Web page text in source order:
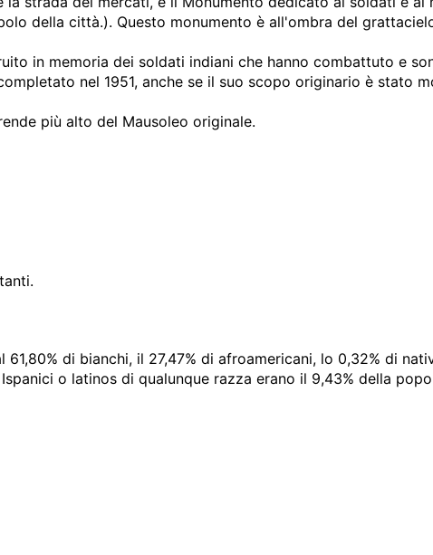
della città.). Questo monumento è all'ombra del
in memoria dei soldati indiani che hanno combattuto e
nel 1951, anche se il suo scopo originario è stato
più alto del Mausoleo originale.
di bianchi, il 27,47% di afroamericani, lo 0,32% di
o latinos di qualunque razza erano il 9,43% della